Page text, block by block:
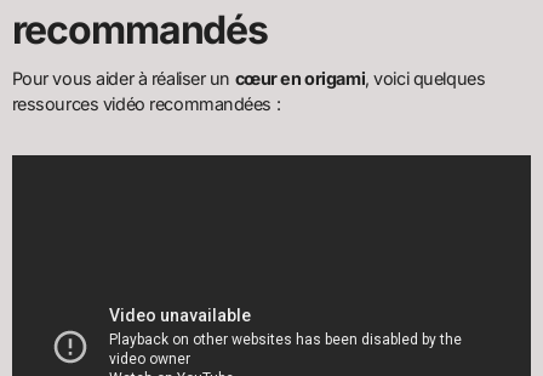
recommandés
Pour vous aider à réaliser un cœur en origami, voici quelques
ressources vidéo recommandées :